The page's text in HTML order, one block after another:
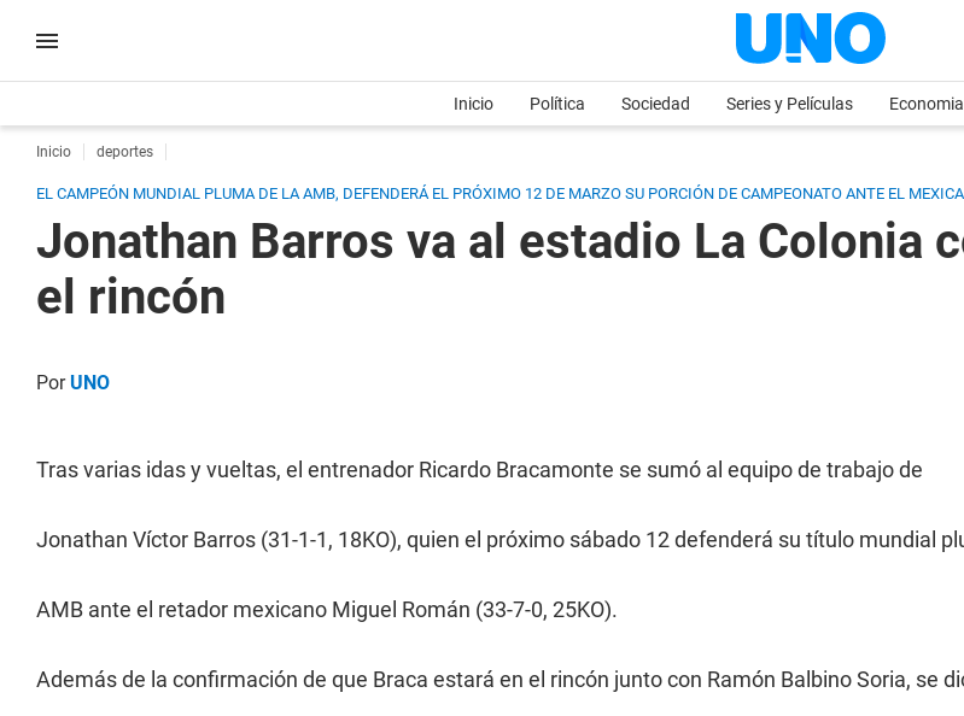
Inicio Política Sociedad Series y Películas Economia
Inicio deportes
EL CAMPEÓN MUNDIAL PLUMA DE LA AMB, DEFENDERÁ EL PRÓXIMO 12 DE MARZO SU PORCIÓN DE CAMPEONATO ANTE EL
Jonathan Barros va al estadio La Colonia
el rincón
PorUNO
Tras varias idas y vueltas, el entrenador Ricardo Bracamonte se sumó al equipo de trabajo de
Jonathan Víctor Barros (31-1-1, 18KO), quien el próximo sábado 12 defenderá su título mundial
AMB ante el retador mexicano Miguel Román (33-7-0, 25KO).
Además de la confirmación de que Braca estará en el rincón junto con Ramón Balbino Soria, se